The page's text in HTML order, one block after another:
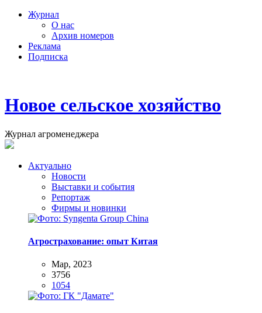
Журнал
О нас
Архив номеров
Реклама
Подписка
Новое сельское хозяйство
Журнал агроменеджера
Актуально
Новости
Выставки и события
Репортаж
Фирмы и новинки
Агрострахование: опыт Китая
Мар, 2023
3756
1054